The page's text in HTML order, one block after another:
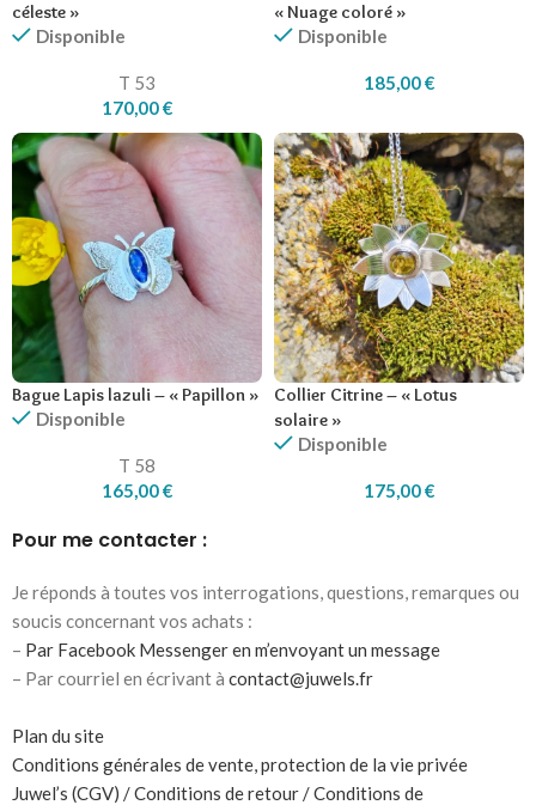
céleste »
Disponible
T 53
170,00€
« Nuage coloré »
Disponible
185,00€
Bague Lapis lazuli – « Papillon »
Disponible
T 58
165,00€
Collier Citrine – « Lotus
solaire »
Disponible
175,00€
Pour me contacter :
Je réponds à toutes vos interrogations, questions, remarques ou
soucis concernant vos achats :
– Par Facebook Messenger en m’envoyant un message
– Par courriel en écrivant à contact@juwels.fr
Plan du site
Conditions générales de vente, protection de la vie privée
Juwel’s (CGV) / Conditions de retour / Conditions de